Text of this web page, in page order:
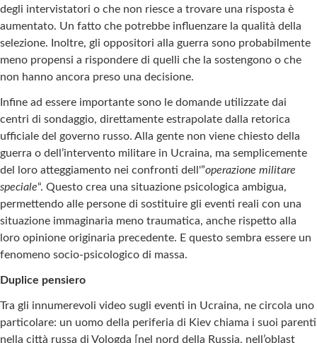
degli intervistatori o che non riesce a trovare una risposta è
aumentato. Un fatto che potrebbe influenzare la qualità della
selezione. Inoltre, gli oppositori alla guerra sono probabilmente
meno propensi a rispondere di quelli che la sostengono o che
non hanno ancora preso una decisione.
Infine ad essere importante sono le domande utilizzate dai
centri di sondaggio, direttamente estrapolate dalla retorica
ufficiale del governo russo. Alla gente non viene chiesto della
guerra o dell’intervento militare in Ucraina, ma semplicemente
del loro atteggiamento nei confronti dell'”operazione militare
speciale“. Questo crea una situazione psicologica ambigua,
permettendo alle persone di sostituire gli eventi reali con una
situazione immaginaria meno traumatica, anche rispetto alla
loro opinione originaria precedente. E questo sembra essere un
fenomeno socio-psicologico di massa.
Duplice pensiero
Tra gli innumerevoli video sugli eventi in Ucraina, ne circola uno
particolare: un uomo della periferia di Kiev chiama i suoi parenti
nella città russa di Vologda [nel nord della Russia, nell’oblast